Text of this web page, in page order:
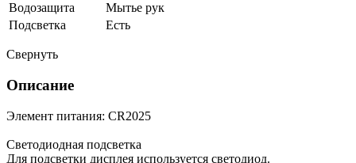
Водозащита
Мытье рук
Подсветка
Есть
Свернуть
Описание
Элемент питания: CR2025
Светодиодная подсветка
Для подсветки дисплея используется светодиод.